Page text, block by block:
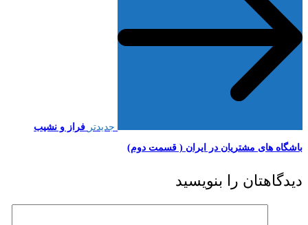
جدیدتر فراز و نشیب
باشگاه های مشتریان در ایران ( قسمت دوم)
دیدگاهتان را بنویسید